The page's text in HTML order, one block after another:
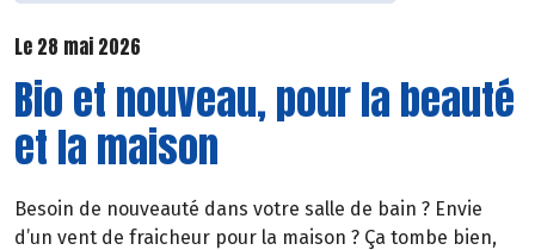
Le 28 mai 2026
Bio et nouveau, pour la beauté
et la maison
Besoin de nouveauté dans votre salle de bain ? Envie
d’un vent de fraicheur pour la maison ? Ça tombe bien,